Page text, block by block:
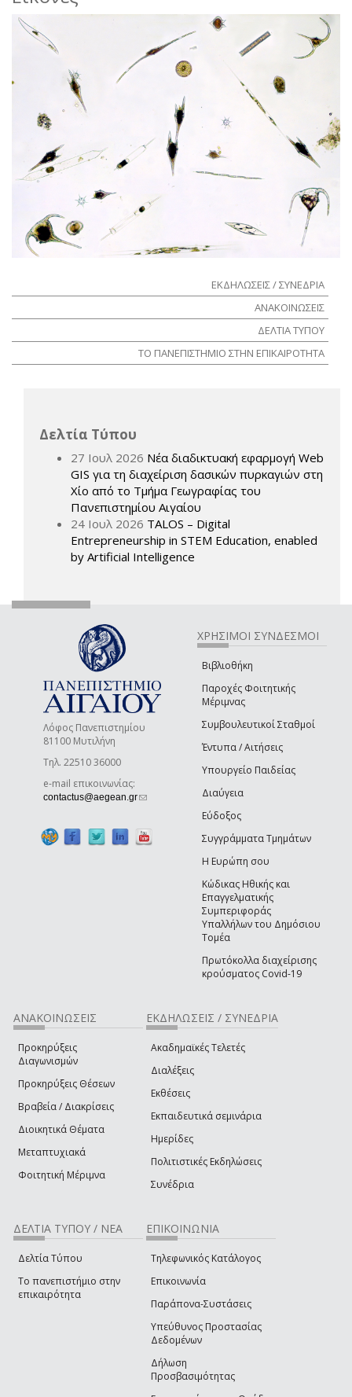
ΕΚΔΗΛΩΣΕΙΣ / ΣΥΝΕΔΡΙΑ
ΑΝΑΚΟΙΝΩΣΕΙΣ
ΔΕΛΤΙΑ ΤΥΠΟΥ
ΤΟ ΠΑΝΕΠΙΣΤΗΜΙΟ ΣΤΗΝ ΕΠΙΚΑΙΡΟΤΗΤΑ
Δελτία Τύπου
27 Ιουλ 2026 Νέα διαδικτυακή εφαρμογή Web
GIS για τη διαχείριση δασικών πυρκαγιών στη
Χίο από το Τμήμα Γεωγραφίας του
Πανεπιστημίου Αιγαίου
24 Ιουλ 2026 TALOS – Digital
Entrepreneurship in STEM Education, enabled
by Artificial Intelligence
Λόφος Πανεπιστημίου
81100 Μυτιλήνη
Τηλ. 22510 36000
e-mail επικοινωνίας:
contactus@aegean.gr(link sends e-mail)
ΧΡΗΣΙΜΟΙ ΣΥΝΔΕΣΜΟΙ
Βιβλιοθήκη
Παροχές Φοιτητικής
Μέριμνας
Συμβουλευτικοί Σταθμοί
Έντυπα / Αιτήσεις
Υπουργείο Παιδείας
Διαύγεια
Εύδοξος
Συγγράμματα Τμημάτων
Η Ευρώπη σου
Κώδικας Ηθικής και
Επαγγελματικής
Συμπεριφοράς
Υπαλλήλων του Δημόσιου
Τομέα
Πρωτόκολλα διαχείρισης
κρούσματος Covid-19
ΑΝΑΚΟΙΝΩΣΕΙΣ
Προκηρύξεις
Διαγωνισμών
Προκηρύξεις Θέσεων
Βραβεία / Διακρίσεις
Διοικητικά Θέματα
Μεταπτυχιακά
Φοιτητική Μέριμνα
ΕΚΔΗΛΩΣΕΙΣ / ΣΥΝΕΔΡΙΑ
Ακαδημαϊκές Τελετές
Διαλέξεις
Εκθέσεις
Εκπαιδευτικά σεμινάρια
Ημερίδες
Πολιτιστικές Εκδηλώσεις
Συνέδρια
ΔΕΛΤΙΑ ΤΥΠΟΥ / ΝΕΑ
Δελτία Τύπου
Το πανεπιστήμιο στην
επικαιρότητα
ΕΠΙΚΟΙΝΩΝΙΑ
Τηλεφωνικός Κατάλογος
Επικοινωνία
Παράπονα-Συστάσεις
Υπεύθυνος Προστασίας
Δεδομένων
Δήλωση
Προσβασιμότητας